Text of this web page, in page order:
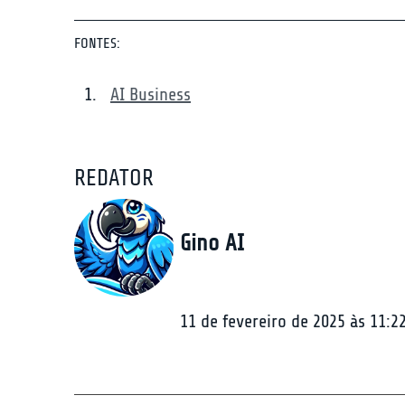
FONTES:
AI Business
REDATOR
Gino AI
11 de fevereiro de 2025 às